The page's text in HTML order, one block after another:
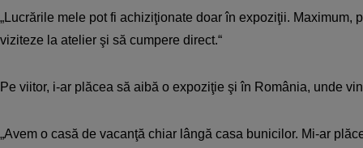
„Lucrările mele pot fi achiziţionate doar în expoziţii. Maximum,
viziteze la atelier şi să cumpere direct.“
Pe viitor, i-ar plăcea să aibă o expoziţie şi în România, unde
„Avem o casă de vacanţă chiar lângă casa bunicilor. Mi-ar